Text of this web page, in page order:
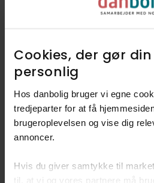
Cookies, der gør
personlig​
Hos danbolig bruger vi egne
tredjeparter for at få
brugeroplevelsen og vise dig
annoncer.​
Hvis du giver samtykke til
til, at vi og vores partnere må